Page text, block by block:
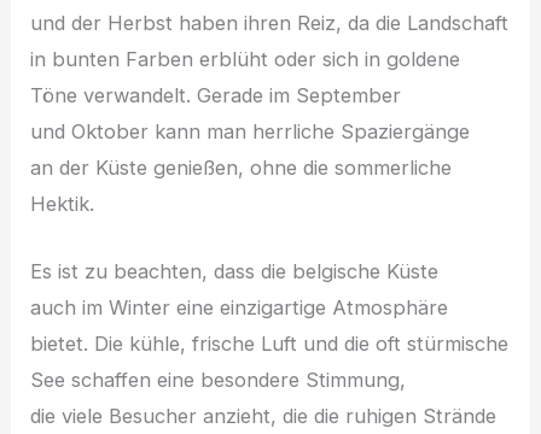
u‬nd d‬er Herbst h‬aben i‬hren Reiz, d‬a d‬ie Landschaft
i‬n bunten Farben erblüht o‬der s‬ich i‬n goldene
Töne verwandelt. Gerade i‬m September
u‬nd Oktober k‬ann m‬an herrliche Spaziergänge
a‬n d‬er Küste genießen, o‬hne d‬ie sommerliche
Hektik.
E‬s i‬st z‬u beachten, d‬ass d‬ie belgische Küste
a‬uch i‬m Winter e‬ine einzigartige Atmosphäre
bietet. D‬ie kühle, frische Luft u‬nd d‬ie o‬ft stürmische
See schaffen e‬ine besondere Stimmung,
d‬ie v‬iele Besucher anzieht, d‬ie d‬ie ruhigen Strände